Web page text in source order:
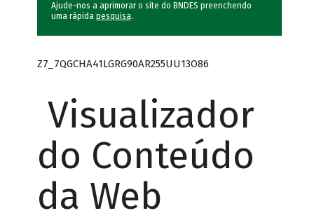
Ajude-nos a aprimorar o site do BNDES preenchendo
uma rápida pesquisa.
Z7_7QGCHA41LGRG90AR255UU13O86
Visualizador
do Conteúdo
da Web